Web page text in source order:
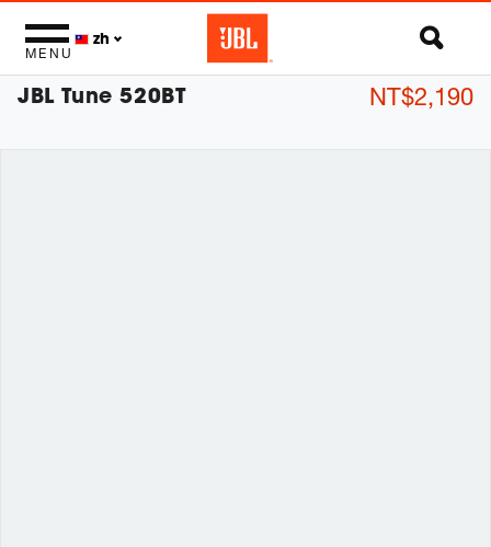
MENU
zh
JBL Tune 520BT NT$2,190